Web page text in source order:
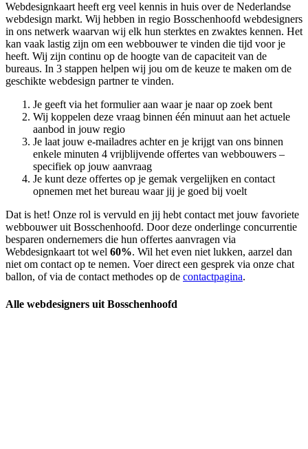
Webdesignkaart heeft erg veel kennis in huis over de Nederlandse
webdesign markt. Wij hebben in regio Bosschenhoofd webdesigners
in ons netwerk waarvan wij elk hun sterktes en zwaktes kennen. Het
kan vaak lastig zijn om een webbouwer te vinden die tijd voor je
heeft. Wij zijn continu op de hoogte van de capaciteit van de
bureaus. In 3 stappen helpen wij jou om de keuze te maken om de
geschikte webdesign partner te vinden.
Je geeft via het formulier aan waar je naar op zoek bent
Wij koppelen deze vraag binnen één minuut aan het actuele
aanbod in jouw regio
Je laat jouw e-mailadres achter en je krijgt van ons binnen
enkele minuten 4 vrijblijvende offertes van webbouwers –
specifiek op jouw aanvraag
Je kunt deze offertes op je gemak vergelijken en contact
opnemen met het bureau waar jij je goed bij voelt
Dat is het! Onze rol is vervuld en jij hebt contact met jouw favoriete
webbouwer uit Bosschenhoofd. Door deze onderlinge concurrentie
besparen ondernemers die hun offertes aanvragen via
Webdesignkaart tot wel 60%. Wil het even niet lukken, aarzel dan
niet om contact op te nemen. Voer direct een gesprek via onze chat
ballon, of via de contact methodes op de contactpagina.
Alle webdesigners uit Bosschenhoofd